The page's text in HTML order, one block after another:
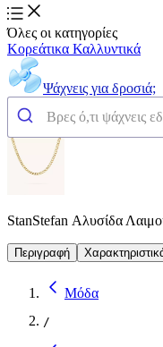
Όλες οι κατηγορίες
Κορεάτικα Καλλυντικά
Ψάχνεις για δροσιά;
StanStefan Αλυσίδα
Περιγραφή
Μόδα
/